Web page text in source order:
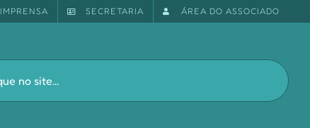
IMPRENSA SECRETARIA ÁREA DO ASSOCIADO